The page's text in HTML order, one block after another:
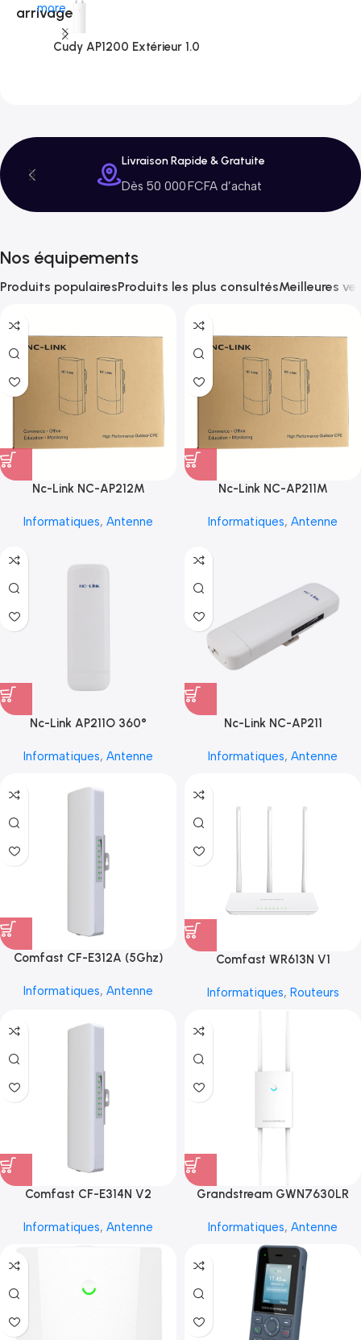
arrivage
more
Cudy AP1200 Extérieur 1.0
Livraison Rapide & Gratuite
Dès 50 000 FCFA d’achat
Nos équipements
Produits populairesProduits les plus consultésMeilleures
Nc-Link NC-AP212M
Informatiques, Antenne
Nc-Link NC-AP211M
Informatiques, Antenne
Nc-Link AP211O 360°
Informatiques, Antenne
Nc-Link NC-AP211
Informatiques, Antenne
Comfast CF-E312A (5Ghz)
Informatiques, Antenne
Comfast WR613N V1
Informatiques, Routeurs
Comfast CF-E314N V2
Informatiques, Antenne
Grandstream GWN7630LR
Informatiques, Antenne